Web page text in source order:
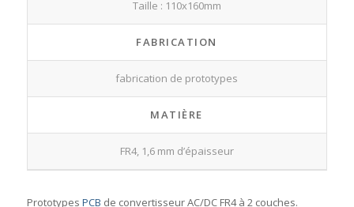
Taille : 110x160mm
FABRICATION
fabrication de prototypes
MATIÈRE
FR4, 1,6 mm d’épaisseur
Prototypes PCB de convertisseur AC/DC FR4 à 2 couches.